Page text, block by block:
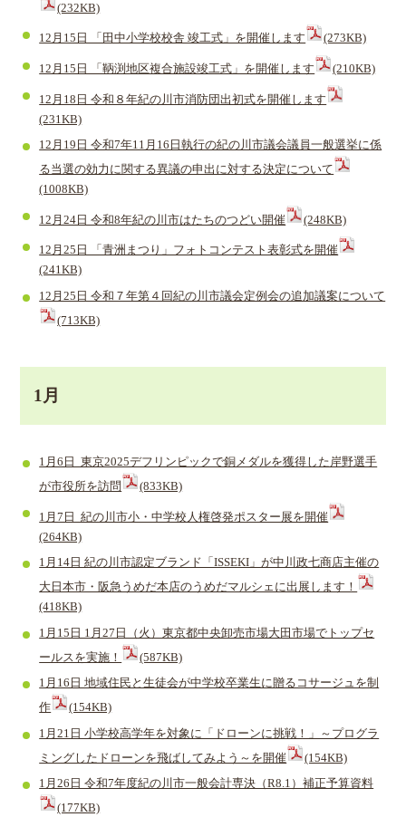
(232KB)
12月15日 「田中小学校校舎 竣工式」を開催します (273KB)
12月15日 「鞆渕地区複合施設竣工式」を開催します (210KB)
12月18日 令和８年紀の川市消防団出初式を開催します
(231KB)
12月19日 令和7年11月16日執行の紀の川市議会議員一般選挙に係
る当選の効力に関する異議の申出に対する決定について
(1008KB)
12月24日 令和8年紀の川市はたちのつどい開催 (248KB)
12月25日 「青洲まつり」フォトコンテスト表彰式を開催
(241KB)
12月25日 令和７年第４回紀の川市議会定例会の追加議案について
(713KB)
1月
1月6日 東京2025デフリンピックで銅メダルを獲得した岸野選手
が市役所を訪問
(833KB)
1月7日 紀の川市小・中学校人権啓発ポスター展を開催​
(264KB)
1月14日 紀の川市認定ブランド「ISSEKI」が中川政七商店主催の
大日本市・阪急うめだ本店のうめだマルシェに出展します！
(418KB)
1月15日 1月27日（火）東京都中央卸売市場大田市場でトップセ
ールスを実施！
(587KB)
1月16日 地域住民と生徒会が中学校卒業生に贈るコサージュを制
作
(154KB)
1月21日 小学校高学年を対象に「ドローンに挑戦！」～プログラ
ミングしたドローンを飛ばしてみよう～を開催
(154KB)
1月26日 令和7年度紀の川市一般会計専決（R8.1）補正予算資料
(177KB)